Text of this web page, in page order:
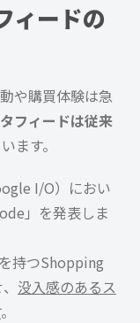
ィードの
や購買体験は急
フィードは従来
ます。
I/O）におい
」を発表しま
持つShopping
没入感のあるス
。